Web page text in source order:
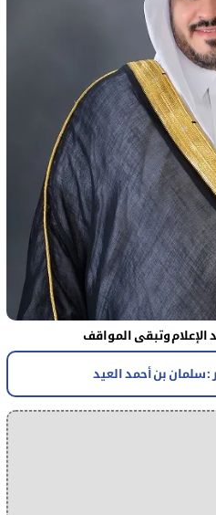
وتبقى المواقف
: سلمان بن أحمد العيد